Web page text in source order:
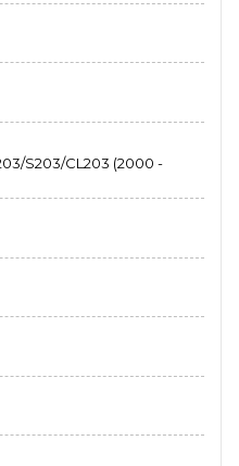
S203/CL203 (2000 -